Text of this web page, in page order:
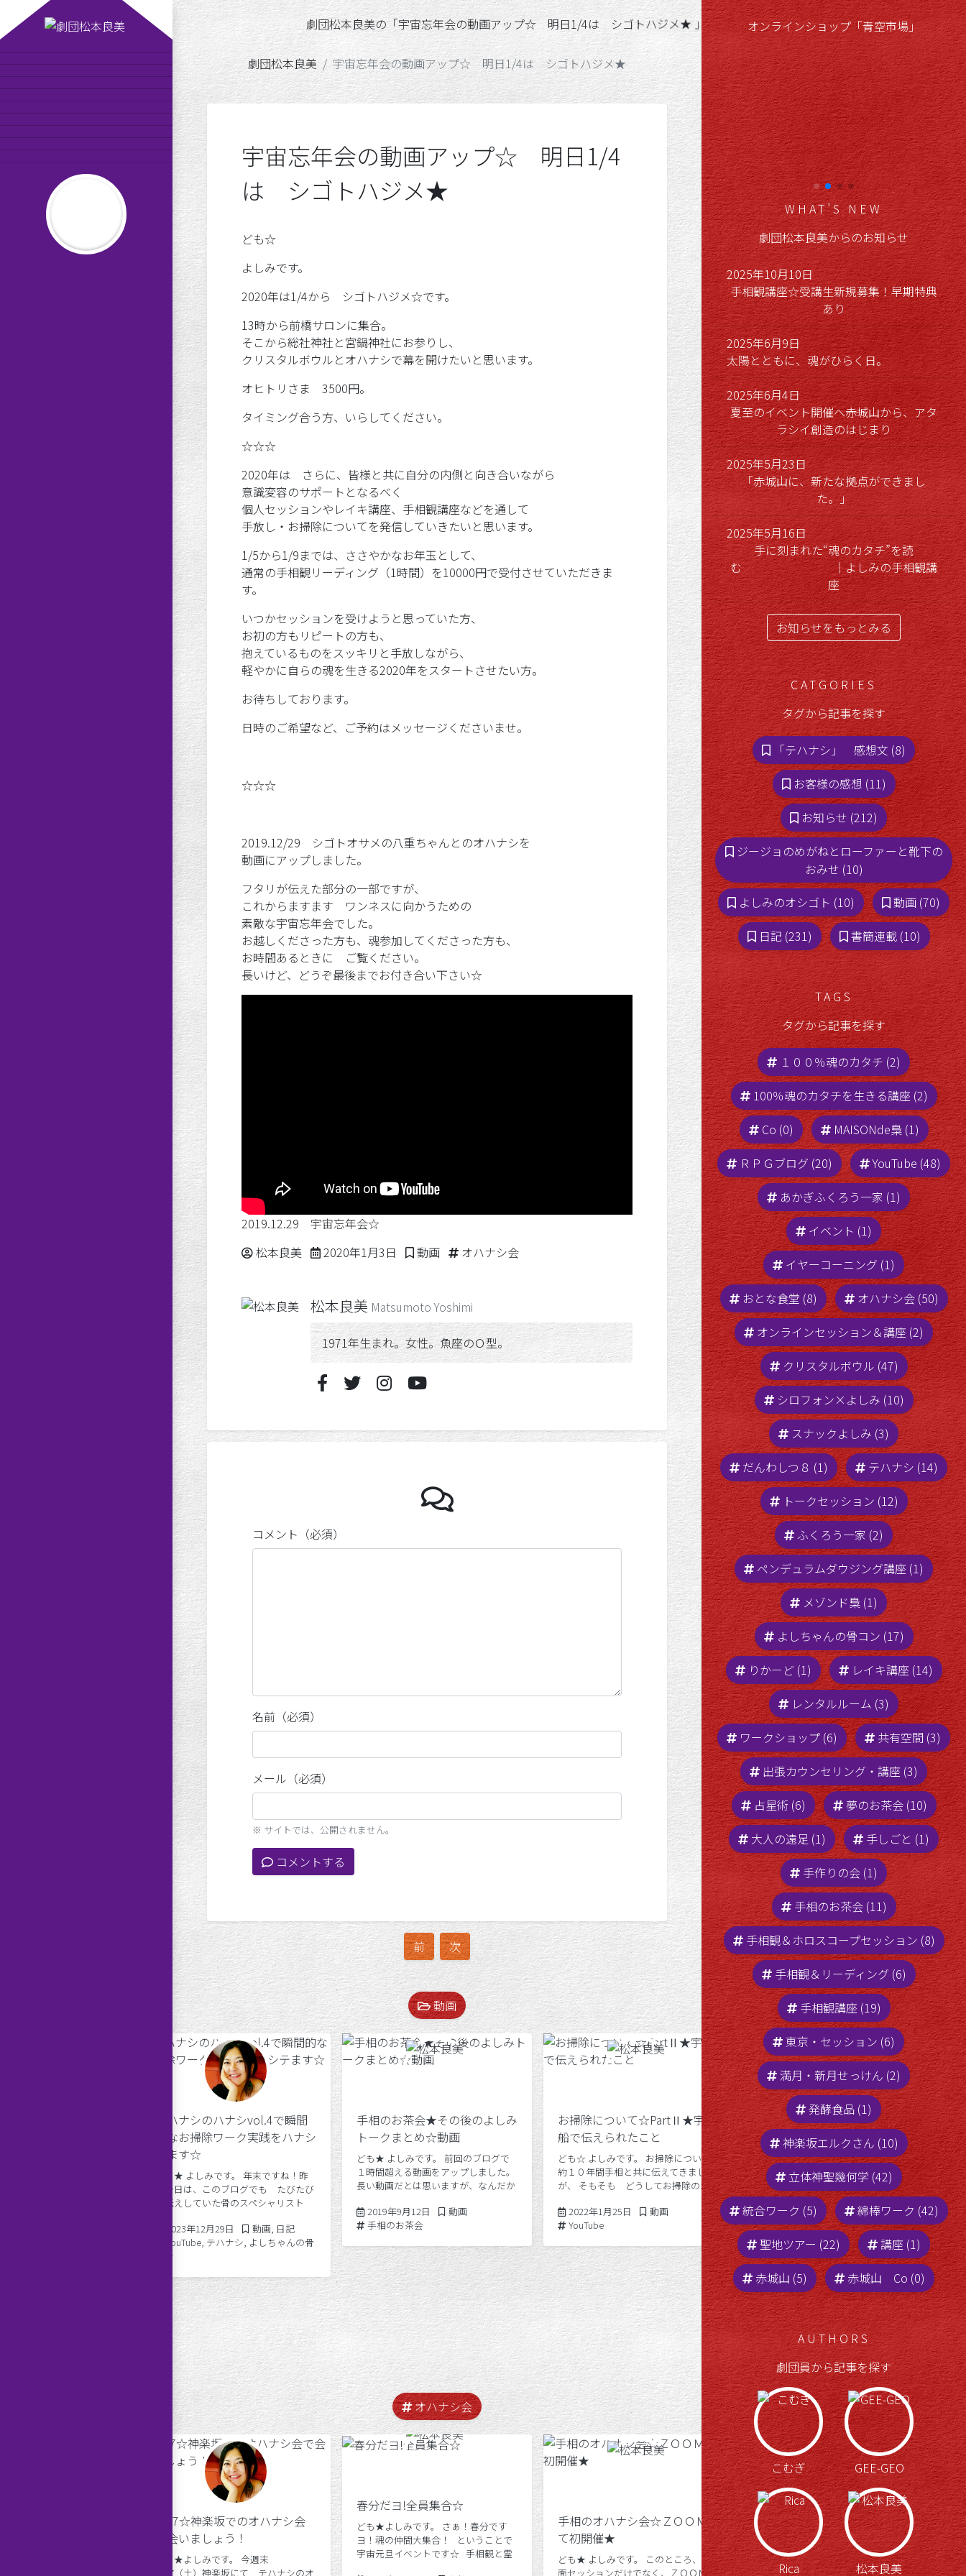
劇団松本良美とは
公演スケジュール
劇団員の紹介
MAISONde梟
劇団日記
オンラインショップ
お問い合わせ
りかーどのお告げ
平成の劇団松本良美
劇団松本良美 宇宙忘年会の動画アップ☆ 明日1/4は シゴトハジメ★
劇団松本良美の「宇宙忘年会の動画アップ☆ 明日1/4は シゴトハジメ★ 」
宇宙忘年会の動画アップ☆ 明日1/4
は シゴトハジメ★
ども☆
よしみです。
2020年は1/4から シゴトハジメ☆です。
13時から前橋サロンに集合。
そこから総社神社と宮鍋神社にお参りし、
クリスタルボウルとオハナシで幕を開けたいと思います。
オヒトリさま 3500円。
タイミング合う方、いらしてください。
☆☆☆
2020年は さらに、皆様と共に自分の内側と向き合いながら
意識変容のサポートとなるべく
個人セッションやレイキ講座、手相観講座などを通して
手放し・お掃除についてを発信していきたいと思います。
1/5から1/9までは、ささやかなお年玉として、
通常の手相観リーディング（1時間）を10000円で受付させていただきま
す。
いつかセッションを受けようと思っていた方、
お初の方もリピートの方も、
抱えているものをスッキリと手放しながら、
軽やかに自らの魂を生きる2020年をスタートさせたい方。
お待ちしております。
日時のご希望など、ご予約はメッセージくださいませ。
☆☆☆
2019.12/29 シゴトオサメの八重ちゃんとのオハナシを
動画にアップしました。
フタリが伝えた部分の一部ですが、
これからますます ワンネスに向かうための
素敵な宇宙忘年会でした。
お越しくださった方も、魂参加してくださった方も、
お時間あるときに ご覧ください。
長いけど、どうぞ最後までお付き合い下さい☆
2019.12.29 宇宙忘年会☆
Posted by
松本良美 2020年1月3日 2020年4月14日
Posted in
動画 Tags:
オハナシ会
松本良美 Matsumoto Yoshimi
1971年生まれ。女性。魚座のＯ型。
宇宙忘年会の動画アップ☆ 明日1/4
コメント（必須）
名前（必須）
メール（必須）
※ サイトでは、公開されません。
コメントする
前 次
動画
テハナシのハナシvol.4で瞬間
的なお掃除ワーク実践をハナシ
テます☆
ども★ よしみです。 年末ですね！昨
日今日は、このブログでも たびたび
お伝えしていた骨のスペシャリスト
ング２daysです。 よしちゃんの骨コン
を約3年ぶりに、昨年10月ころから毎
月開催し […]
2023年12月29日 2023年12月29日
Posted in
動画 日記
Tags:
YouTube テハナシ よしちゃんの骨
コン
手相のお茶会★その後のよしみ
トークまとめ☆動画
ども★ よしみです。 前回のブログで
１時間超える動画をアップしました。
長い動画だとは思いますが、なんだか
楽しい時間だったので、そのままよし
みの大好きな手相の世界をお伝えしま
2019年9月12日 2019年9月12日
Posted in
動画
Tags:
手相のお茶会
お掃除について☆PartⅡ★宇宙
船で伝えられたこと
ども☆ よしみです。 お掃除について
約１０年間手相と共に伝えてきました
が、 そもそも どうしてお掃除のオハ
ナシをするようになったか？ から 話
始めたいと思います。 お掃除について
は 奥行きが深いので、何本かに分か
2022年1月25日 2022年1月25日
Posted in
動画
Tags:
YouTube
宇宙船に乗ったハナシ★第2弾
♪
ども☆ よしみです。 イスラエルミ
サコCHの第２弾が 発信されました
☆ アタシ自身が もはや 視聴者★
わーい！第２弾がでた♪ そして、新
鮮な気持ちで、動画を 見ました。 ち
ょっと 話が（アタシの）とっちらか
[…]
2023年9月13日2023年9月13日
Posted in
動画
オハナシ会
2/17☆神楽坂でのオハナシ会
で会いましょう！
ども★よしみです。 今週末
2/17（土）神楽坂にて テハナシのオ
春分だヨ!全員集合☆
ども★よしみです。 さぁ！春分です
ヨ！魂の仲間大集合！ ということで
宇宙元旦イベントです☆ 手相観と霊
手相のオハナシ会☆ＺＯＯＭに
て初開催★
ども★ よしみです。 このところ、対
面セッションだけでなく、ＺＯＯＭで
11/17（日）ココを手放せば楽
になるよ♪のオハナシ会と お
とな食堂を開催☆
平成版「劇団松本良美」 100％「魂」のカタチ オンラインショップ「青空市場」
WHAT’S NEW
劇団松本良美からのお知らせ
2025年10月10日
手相観講座☆受講生新規募集！早期特典
あり
2025年6月9日
太陽とともに、魂がひらく日。
2025年6月4日
夏至のイベント開催へ――赤城山から、アタ
ラシイ創造のはじまり
2025年5月23日
「赤城山に、新たな拠点ができまし
た。」
2025年5月16日
手に刻まれた“魂のカタチ”を読
む ｜よしみの手相観講
座
お知らせをもっとみる
CATGORIES
タグから記事を探す
「テハナシ」 感想文 (8)
お客様の感想 (11)
お知らせ (212)
ジージョのめがねとローファーと靴下の
おみせ (10)
よしみのオシゴト (10)
動画 (70)
日記 (231)
書簡連載 (10)
TAGS
タグから記事を探す
１００％魂のカタチ (2)
100％魂のカタチを生きる講座 (2)
Co (0)
MAISONde梟 (1)
ＲＰＧブログ (20)
YouTube (48)
あかぎふくろう一家 (1)
イベント (1)
イヤーコーニング (1)
おとな食堂 (8)
オハナシ会 (50)
オンラインセッション＆講座 (2)
クリスタルボウル (47)
シロフォン×よしみ (10)
スナックよしみ (3)
だんわしつ８ (1)
テハナシ (14)
トークセッション (12)
ふくろう一家 (2)
ペンデュラムダウジング講座 (1)
メゾンド梟 (1)
よしちゃんの骨コン (17)
りかーど (1)
レイキ講座 (14)
レンタルルーム (3)
ワークショップ (6)
共有空間 (3)
出張カウンセリング・講座 (3)
占星術 (6)
夢のお茶会 (10)
大人の遠足 (1)
手しごと (1)
手作りの会 (1)
手相のお茶会 (11)
手相観＆ホロスコープセッション (8)
手相観＆リーディング (6)
手相観講座 (19)
東京・セッション (6)
満月・新月せっけん (2)
発酵食品 (1)
神楽坂エルクさん (10)
立体神聖幾何学 (42)
統合ワーク (5)
綿棒ワーク (42)
聖地ツアー (22)
講座 (1)
赤城山 (5)
赤城山 Co (0)
AUTHORS
劇団員から記事を探す
こむぎ GEE-GEO
Rica 松本良美